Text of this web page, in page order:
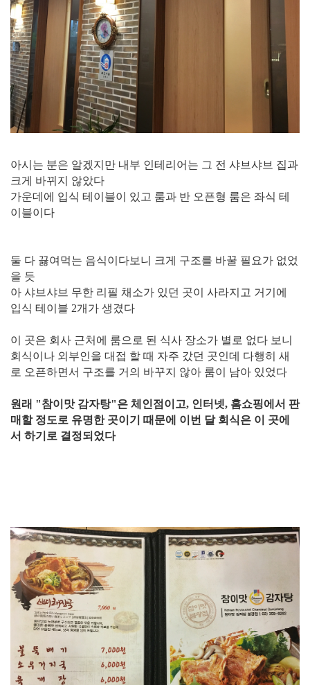
아시는 분은 알겠지만 내부 인테리어는 그 전 샤브샤브 집과
크게 바뀌지 않았다
가운데에 입식 테이블이 있고 룸과 반 오픈형 룸은 좌식 테
이블이다
둘 다 끓여먹는 음식이다보니 크게 구조를 바꿀 필요가 없었
을 듯
아 샤브샤브 무한 리필 채소가 있던 곳이 사라지고 거기에
입식 테이블 2개가 생겼다
​이 곳은 회사 근처에 룸으로 된 식사 장소가 별로 없다 보니
회식이나 외부인을 대접 할 때 자주 갔던 곳인데 다행히 새
로 오픈하면서 구조를 거의 바꾸지 않아 룸이 남아 있었다
원래 "참이맛 감자탕"은 체인점이고, 인터넷, 홈쇼핑에서 판
매할 정도로 유명한 곳이기 때문에 이번 달 회식은 이 곳에
서 하기로 결정되었다